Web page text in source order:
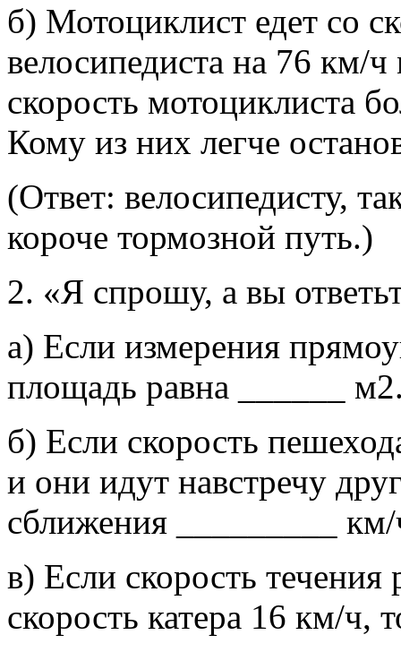
б) Мотоциклист едет со
велосипедиста на 76 км/
скорость мотоциклиста
Кому из них легче
(Ответ: велосипедисту,
короче тормозной путь.)
2. «Я спрошу, а вы
а) Если измерения
площадь равна ______
б) Если скорость
и они идут навстречу
сближения _________
в) Если скорость
скорость катера 16 км/ч,